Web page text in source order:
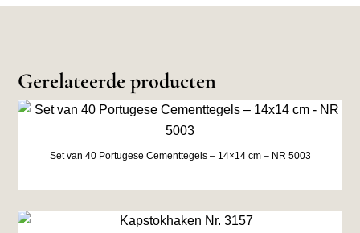
Gerelateerde producten
Set van 40 Portugese Cementtegels – 14×14 cm – NR 5003